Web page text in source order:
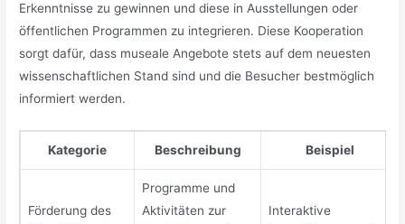
Erkenntnisse zu gewinnen und diese in Ausstellungen oder
öffentlichen Programmen zu integrieren. Diese Kooperation
sorgt dafür, dass museale Angebote stets auf dem neuesten
wissenschaftlichen Stand sind und die Besucher bestmöglich
informiert werden.
Kategorie Beschreibung Beispiel
Förderung des
Programme und
Aktivitäten zur
Interaktive